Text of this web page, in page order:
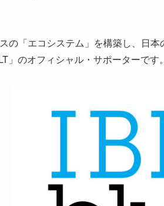
の「エコシステム」を構築し、日
」のオフィシャル・サポーターです。